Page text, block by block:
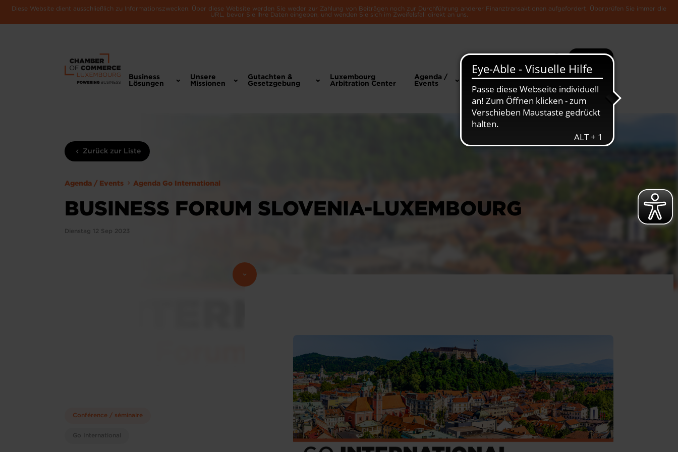
Diese Website dient ausschließlich zu Informationszwecken. Über diese Website werden Sie weder zur Zahlung von Beiträgen noch zur Durchführung anderer Finanztransaktionen aufgefordert. Überprüfen Sie immer die
URL, bevor Sie Ihre Daten eingeben, und wenden Sie sich im Zweifelsfall direkt an uns.
Suche Mehr
Business
Lösungen
Unsere
Missionen
Gutachten &
Gesetzgebung
Luxembourg
Arbitration Center
Agenda /
Events
News &
Die Luxemburger
Zurück zur Liste
Agenda / Events Agenda Go International
BUSINESS FORUM SLOVENIA-LUXEMBOURG
Dienstag 12 Sep 2023
Conférence / séminaire
Go International